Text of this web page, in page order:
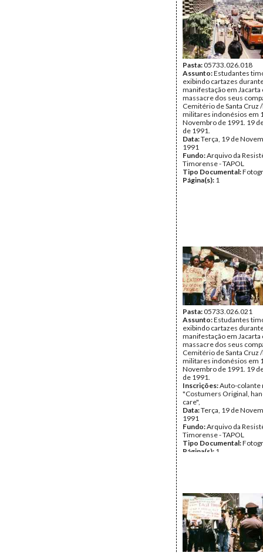
Página(s):1
Pasta:05733.026.018
Assunto:Estudantes
exibindo cartazes
manifestação em Jacarta
massacre dos seus
Cemitério de Santa Cruz
militares indonésios em
Novembro de 1991. 19
de 1991.
Data:Terça, 19 de
1991
Fundo:Arquivo da
Timorense - TAPOL
Tipo Documental:
Página(s): 1
Pasta:05733.026.021
Assunto:Estudantes
exibindo cartazes
manifestação em Jacarta
massacre dos seus
Cemitério de Santa Cruz
militares indonésios em
Novembro de 1991. 19
de 1991.
Inscrições:Auto-colante
"Costumers Original,
care",
Data:Terça, 19 de
1991
Fundo:Arquivo da
Timorense - TAPOL
Tipo Documental:
Página(s): 1